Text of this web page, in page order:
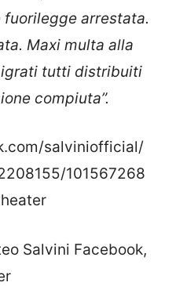
arrestata.
Maxi multa alla
tutti distribuiti
compiuta”.
salviniofficial/
101567268
Salvini Facebook,